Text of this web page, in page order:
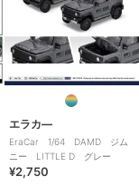
エラカ―
EraCar 1/64 DAMD ジム
ニー LITTLE D グレー
¥2,750